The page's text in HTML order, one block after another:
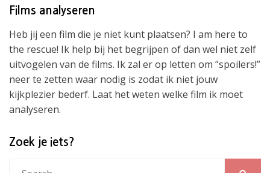
Films analyseren
Heb jij een film die je niet kunt plaatsen? I am here to
the rescue! Ik help bij het begrijpen of dan wel niet zelf
uitvogelen van de films. Ik zal er op letten om “spoilers!”
neer te zetten waar nodig is zodat ik niet jouw
kijkplezier bederf. Laat het weten welke film ik moet
analyseren.
Zoek je iets?